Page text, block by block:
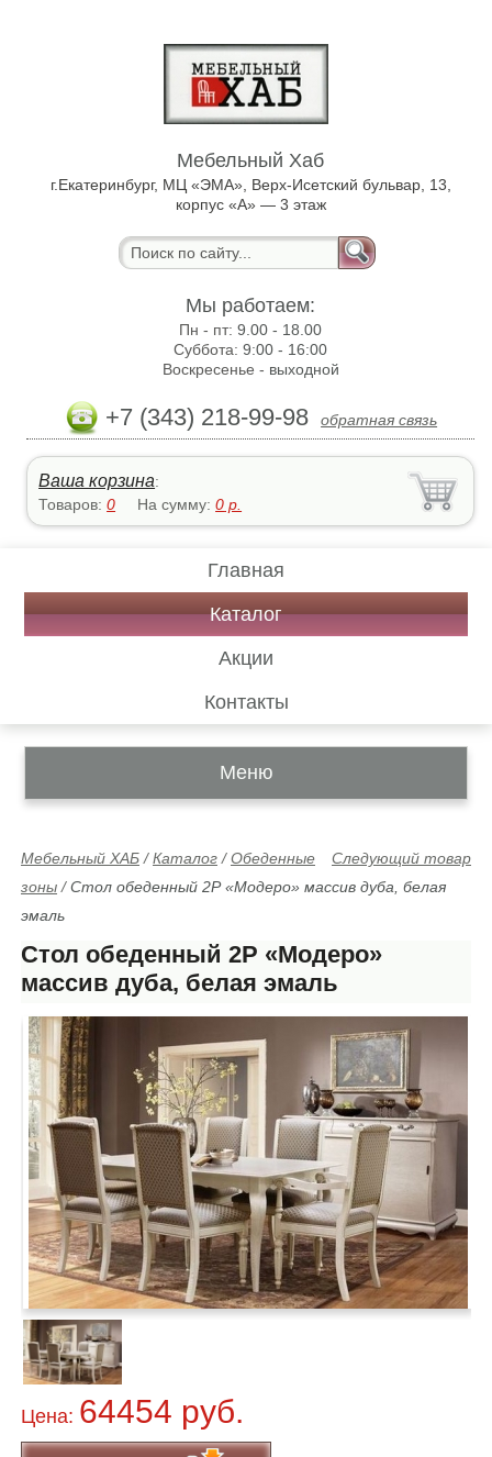
Мебельный Хаб
г.Екатеринбург, МЦ «ЭМА», Верх-Исетский бульвар, 13,
корпус «А» — 3 этаж
Мы работаем:
Пн - пт:9.00 - 18.00
Суббота:9:00 - 16:00
Воскресенье - выходной
+7 (343) 218-99-98 обратная связь
Ваша корзина:
Товаров:0 На сумму:0 р.
Главная
Каталог
Акции
Контакты
Меню
Следующий товар
Мебельный ХАБ /Каталог /Обеденные
зоны /Стол обеденный 2Р «Модеро» массив дуба, белая
эмаль
Стол обеденный 2Р «Модеро»
массив дуба, белая эмаль
Цена: 64454 руб.